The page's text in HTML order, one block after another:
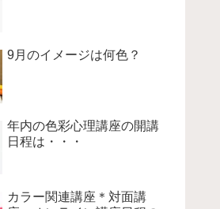
9月のイメージは何色？
年内の色彩心理講座の開講
日程は・・・
カラー関連講座＊対面講